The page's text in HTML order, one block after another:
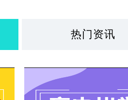
热门资讯